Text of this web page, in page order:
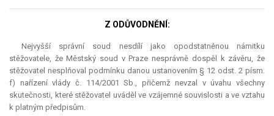
Z ODŮVODNĚNÍ:
Nejvyšší správní soud nesdílí jako opodstatněnou námitku
stěžovatele, že Městský soud v Praze nesprávně dospěl k závěru, že
stěžovatel nesplňoval podmínku danou ustanovením § 12 odst. 2 písm.
f) nařízení vlády č. 114/2001 Sb., přičemž nevzal v úvahu všechny
skutečnosti, které stěžovatel uváděl ve vzájemné souvislosti a ve vztahu
k platným předpisům.